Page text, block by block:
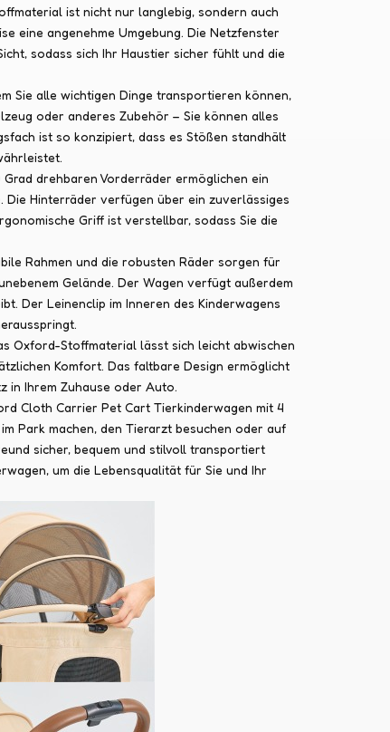
ist nicht nur langlebig, sondern auch
eine angenehme Umgebung. Die Netzfenster
sodass sich Ihr Haustier sicher fühlt und die
Sie alle wichtigen Dinge transportieren können,
oder anderes Zubehör – Sie können alles
ist so konzipiert, dass es Stößen standhält
drehbaren Vorderräder ermöglichen ein
Hinterräder verfügen über ein zuverlässiges
Griff ist verstellbar, sodass Sie die
Rahmen und die robusten Räder sorgen für
Gelände. Der Wagen verfügt außerdem
Der Leinenclip im Inneren des Kinderwagens
Oxford-Stoffmaterial lässt sich leicht abwischen
Komfort. Das faltbare Design ermöglicht
in Ihrem Zuhause oder Auto.
Cloth Carrier Pet Cart Tierkinderwagen mit 4
Park machen, den Tierarzt besuchen oder auf
sicher, bequem und stilvoll transportiert
um die Lebensqualität für Sie und Ihr